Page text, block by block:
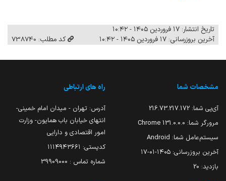
تاریخ انتشار: ۱۷ فروردین ۱۴۰۵ - ۱۰:۴۲
آخرین بروزرسانی: ۱۷ فروردین ۱۴۰۵ - ۱۰:۴۲
کد مطلب: 738740
مشخصات شما
آی‌پی شما: 216.73.217.172
مرورگر شما: 131.0.0.0 Chrome
سیستم‌عامل شما: Android
آخرین بروزرسانی: ۱۴۰۵-۰۱-۱۷
بازدید: 20
راه های ارتباطی
آدرس: تهران - میدان امام خمینی-
انتهای خیابان باب همایون- وزارت
امور اقتصادی و دارایی
کدپستی: ۱۱۱۴۹۴۳۶۶۱
شماره تماس : 39909000